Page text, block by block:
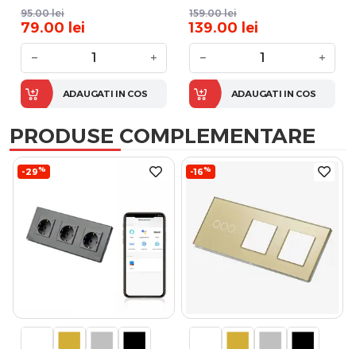
95.00 lei
79.00 lei
− +
ADAUGATI IN COS
159.00 lei
139.00 lei
− +
ADAUGATI IN COS
PRODUSE COMPLEMENTARE
-29% -16%